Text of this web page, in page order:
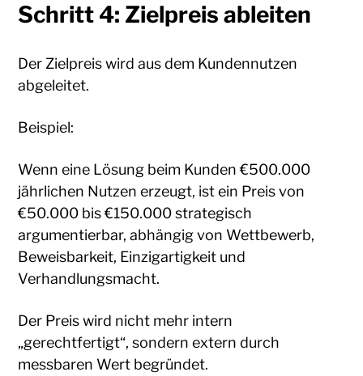
Schritt 4: Zielpreis ableiten
Der Zielpreis wird aus dem Kundennutzen
abgeleitet.
Beispiel:
Wenn eine Lösung beim Kunden €500.000
jährlichen Nutzen erzeugt, ist ein Preis von
€50.000 bis €150.000 strategisch
argumentierbar, abhängig von Wettbewerb,
Beweisbarkeit, Einzigartigkeit und
Verhandlungsmacht.
Der Preis wird nicht mehr intern
„gerechtfertigt“, sondern extern durch
messbaren Wert begründet.